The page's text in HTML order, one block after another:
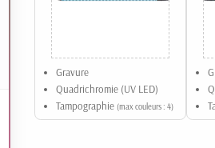
Gravure
Quadrichromie (UV LED)
Tampographie (max couleurs : 4)